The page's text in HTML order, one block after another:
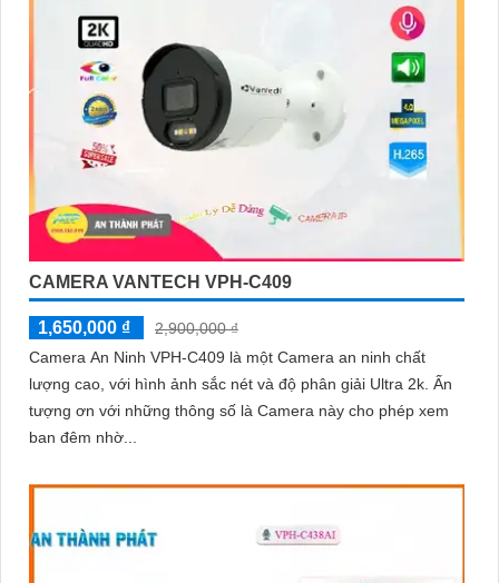
CAMERA VANTECH VPH-C409
1,650,000 ₫
2,900,000 ₫
Camera An Ninh VPH-C409 là một Camera an ninh chất
lượng cao, với hình ảnh sắc nét và độ phân giải Ultra 2k. Ấn
tượng ơn với những thông số là Camera này cho phép xem
ban đêm nhờ...